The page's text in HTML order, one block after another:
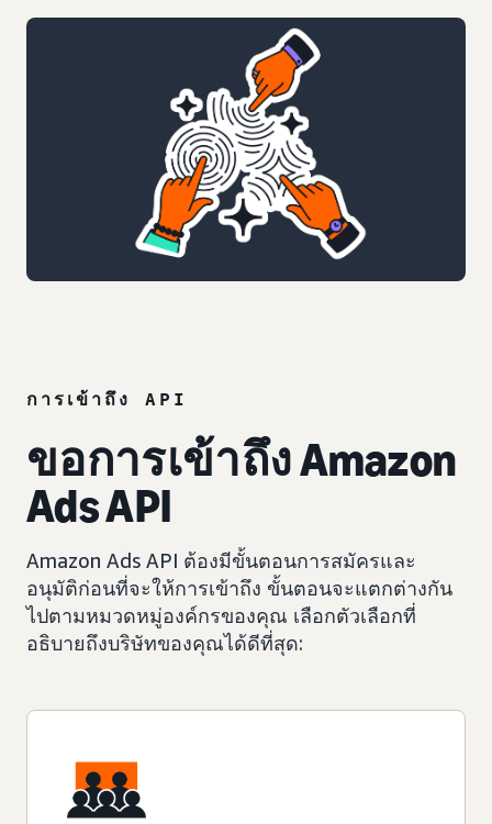
การเข้าถึง API
ขอการเข้าถึง Amazon
Ads API
Amazon Ads API ต้องมีขั้นตอนการสมัครและ
อนุมัติก่อนที่จะให้การเข้าถึง ขั้นตอนจะแตกต่างกัน
ไปตามหมวดหมู่องค์กรของคุณ เลือกตัวเลือกที่
อธิบายถึงบริษัทของคุณได้ดีที่สุด: